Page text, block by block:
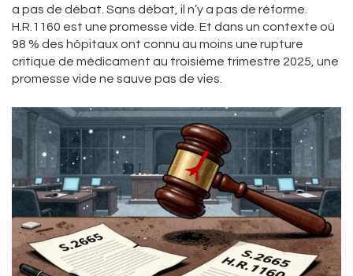
a pas de débat. Sans débat, il n’y a pas de réforme.
H.R.1160 est une promesse vide. Et dans un contexte où
98 % des hôpitaux ont connu au moins une rupture
critique de médicament au troisième trimestre 2025, une
promesse vide ne sauve pas de vies.